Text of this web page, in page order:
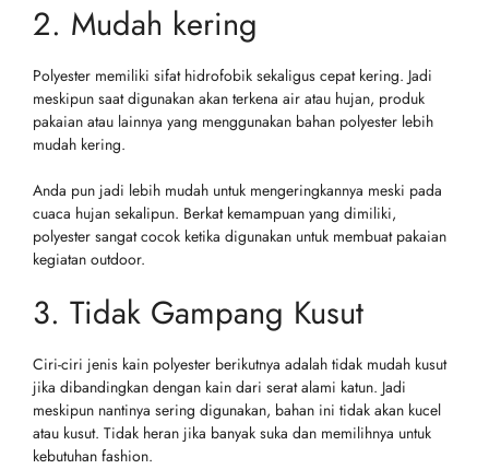
2. Mudah kering
Polyester memiliki sifat hidrofobik sekaligus cepat kering. Jadi
meskipun saat digunakan akan terkena air atau hujan, produk
pakaian atau lainnya yang menggunakan bahan polyester lebih
mudah kering.
Anda pun jadi lebih mudah untuk mengeringkannya meski pada
cuaca hujan sekalipun. Berkat kemampuan yang dimiliki,
polyester sangat cocok ketika digunakan untuk membuat pakaian
kegiatan outdoor.
3. Tidak Gampang Kusut
Ciri-ciri jenis kain polyester berikutnya adalah tidak mudah kusut
jika dibandingkan dengan kain dari serat alami katun. Jadi
meskipun nantinya sering digunakan, bahan ini tidak akan kucel
atau kusut. Tidak heran jika banyak suka dan memilihnya untuk
kebutuhan fashion.